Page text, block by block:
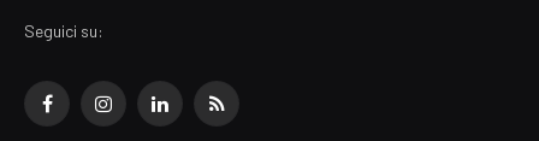
Seguici su:
FacebookInstagramLinkedInRSS